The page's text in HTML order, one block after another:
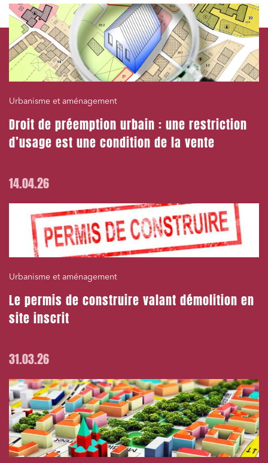
Urbanisme et aménagement
Droit de préemption urbain : une restriction
d’usage est une condition de la vente
14.04.26
Urbanisme et aménagement
Le permis de construire valant démolition en
site inscrit
31.03.26